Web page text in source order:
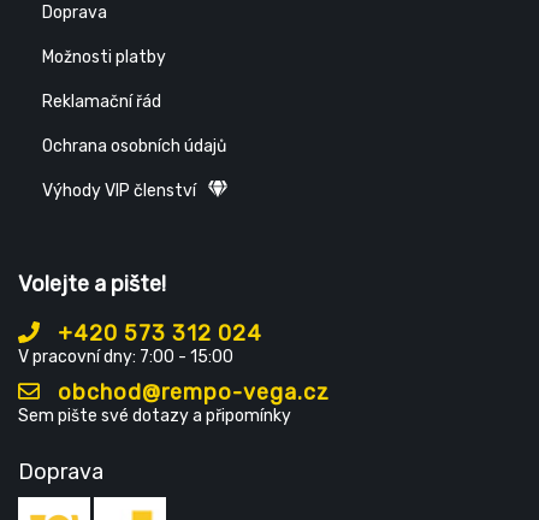
Doprava
Možnosti platby
Reklamační řád
Ochrana osobních údajů
Výhody VIP členství
Volejte a pište!
+420 573 312 024
V pracovní dny: 7:00 - 15:00
obchod@rempo-vega.cz
Sem pište své dotazy a připomínky
Doprava